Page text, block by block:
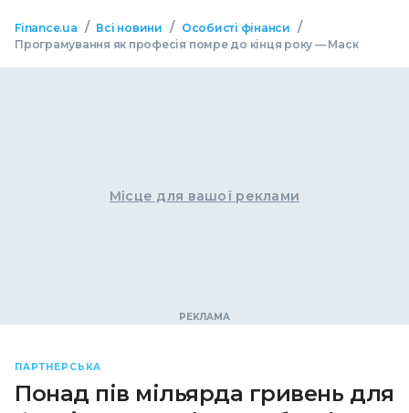
Finance.ua / Всі новини / Особисті фінанси /
Програмування як професія помре до кінця року — Маск
Місце для вашої реклами
ПАРТНЕРСЬКА
Понад пів мільярда гривень для